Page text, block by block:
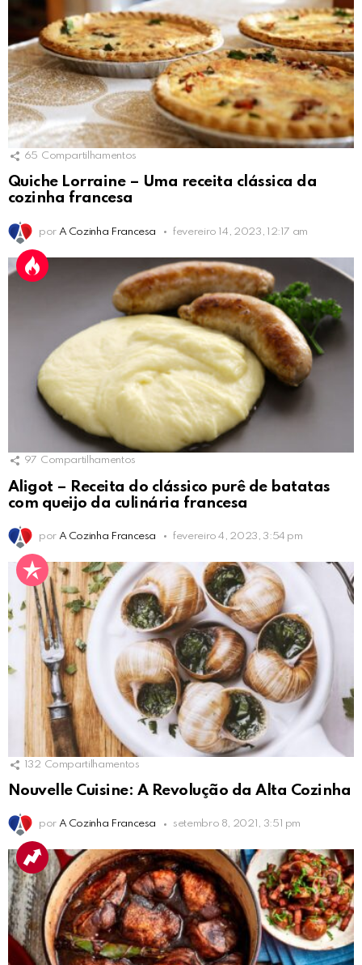
65 Compartilhamentos
Quiche Lorraine – Uma receita clássica da
cozinha francesa
por A Cozinha Francesa fevereiro 14, 2023, 12:17 am
97 Compartilhamentos
Aligot – Receita do clássico purê de batatas
com queijo da culinária francesa
por A Cozinha Francesa fevereiro 4, 2023, 3:54 pm
132 Compartilhamentos
Nouvelle Cuisine: A Revolução da Alta Cozinha
por A Cozinha Francesa setembro 8, 2021, 3:51 pm